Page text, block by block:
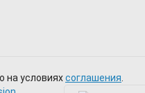
на условияхсоглашения